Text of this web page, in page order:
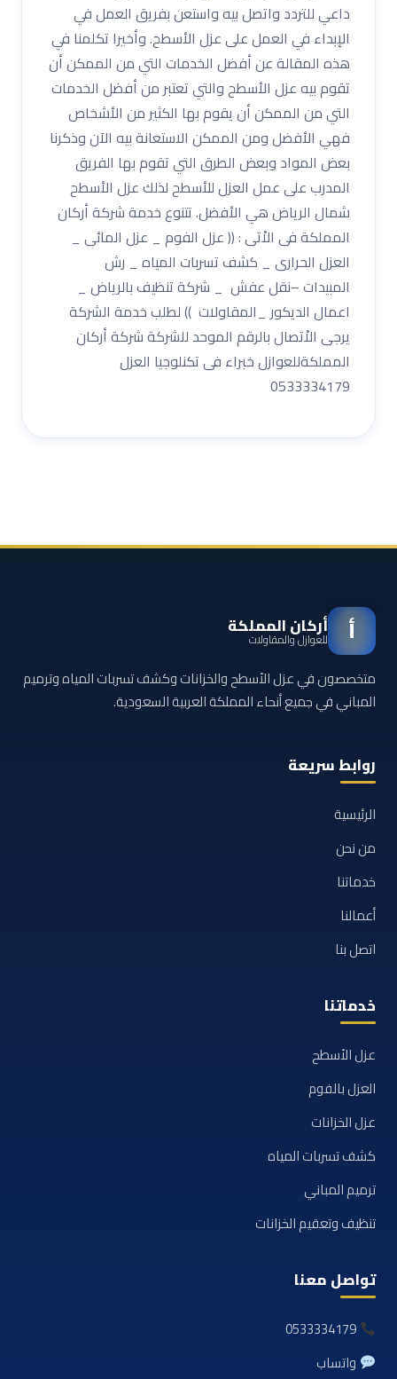
داعي للتردد واتصل بيه واستعن بفريق العمل في
الإبداء في العمل على عزل الأسطح. وأخيرا تكلمنا في
هذه المقالة عن أفضل الخدمات التي من الممكن أن
تقوم بيه عزل الأسطح والتي تعتبر من أفضل الخدمات
التي من الممكن أن يقوم بها الكثير من الأشخاص
فهي الأفضل ومن الممكن الاستعانة بيه الآن وذكرنا
بعض المواد وبعض الطرق التي تقوم بها الفريق
المدرب على عمل العزل للأسطح لذلك عزل الأسطح
شمال الرياض هي الأفضل. تتنوع خدمة شركة أركان
المملكة فى الاْتى : (( عزل الفوم _ عزل المائى _
العزل الحرارى _ كشف تسربات المياه _ رش
المبيدات –نقل عفش _ شركة تنظيف بالرياض _
اعمال الديكور _المقاولات )) لطلب خدمة الشركة
يرجى الاْتصال بالرقم الموحد للشركة شركة أركان
المملكةللعوازل خبراء فى تكنلوجيا العزل
0533334179
أ أركان المملكة
للعوازل والمقاولات
متخصصون في عزل الأسطح والخزانات وكشف تسربات المياه وترميم
المباني في جميع أنحاء المملكة العربية السعودية.
روابط سريعة
الرئيسية
من نحن
خدماتنا
أعمالنا
اتصل بنا
خدماتنا
عزل الأسطح
العزل بالفوم
عزل الخزانات
كشف تسربات المياه
ترميم المباني
تنظيف وتعقيم الخزانات
تواصل معنا
0533334179
واتساب